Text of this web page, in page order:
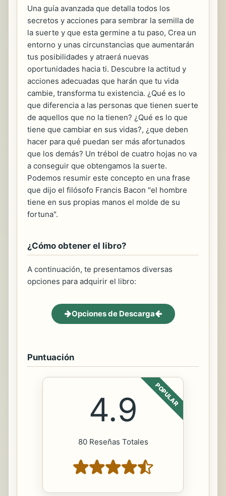
Una guía avanzada que detalla todos los
secretos y acciones para sembrar la semilla de
la suerte y que esta germine a tu paso, Crea un
entorno y unas circunstancias que aumentarán
tus posibilidades y atraerá nuevas
oportunidades hacia ti. Descubre la actitud y
acciones adecuadas que harán que tu vida
cambie, transforma tu existencia. ¿Qué es lo
que diferencia a las personas que tienen suerte
de aquellos que no la tienen? ¿Qué es lo que
tiene que cambiar en sus vidas?, ¿que deben
hacer para qué puedan ser más afortunados
que los demás? Un trébol de cuatro hojas no va
a conseguir que obtengamos la suerte.
Podemos resumir este concepto en una frase
que dijo el filósofo Francis Bacon "el hombre
tiene en sus propias manos el molde de su
fortuna".
¿Cómo obtener el libro?
A continuación, te presentamos diversas
opciones para adquirir el libro:
Opciones de Descarga
Puntuación
POPULAR
4.9
80 Reseñas Totales